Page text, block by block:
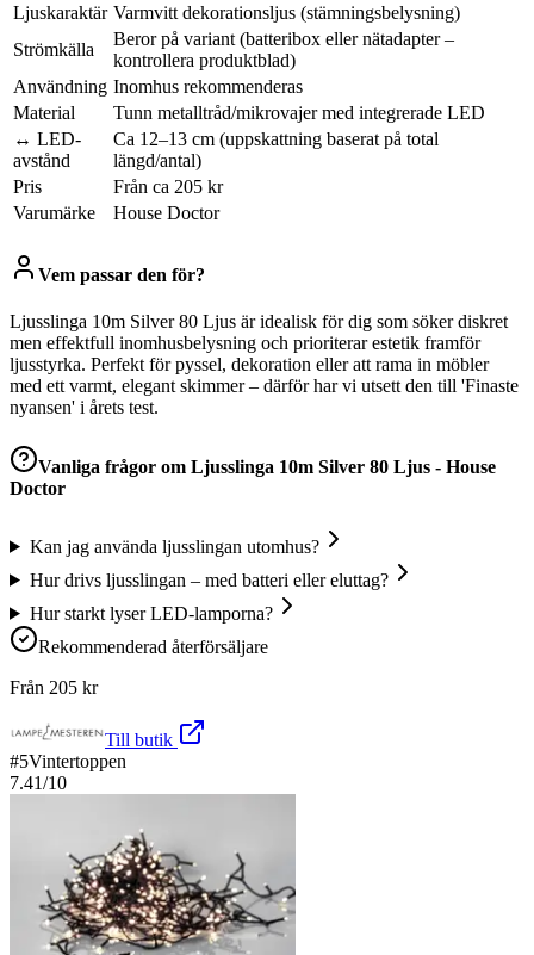
Ljuskaraktär Varmvitt dekorationsljus (stämningsbelysning)
Strömkälla
Beror på variant (batteribox eller nätadapter –
kontrollera produktblad)
Användning Inomhus rekommenderas
Material
Tunn metalltråd/mikrovajer med integrerade LED
↔ LED-
avstånd
Ca 12–13 cm (uppskattning baserat på total
längd/antal)
Pris
Från ca 205 kr
Varumärke
House Doctor
Vem passar den för?
Ljusslinga 10m Silver 80 Ljus är idealisk för dig som söker diskret
men effektfull inomhusbelysning och prioriterar estetik framför
ljusstyrka. Perfekt för pyssel, dekoration eller att rama in möbler
med ett varmt, elegant skimmer – därför har vi utsett den till 'Finaste
nyansen' i årets test.
Vanliga frågor om Ljusslinga 10m Silver 80 Ljus - House
Doctor
Kan jag använda ljusslingan utomhus?
Hur drivs ljusslingan – med batteri eller eluttag?
Hur starkt lyser LED-lamporna?
Rekommenderad återförsäljare
Från 205 kr
Till butik
#5Vintertoppen
7.41/10